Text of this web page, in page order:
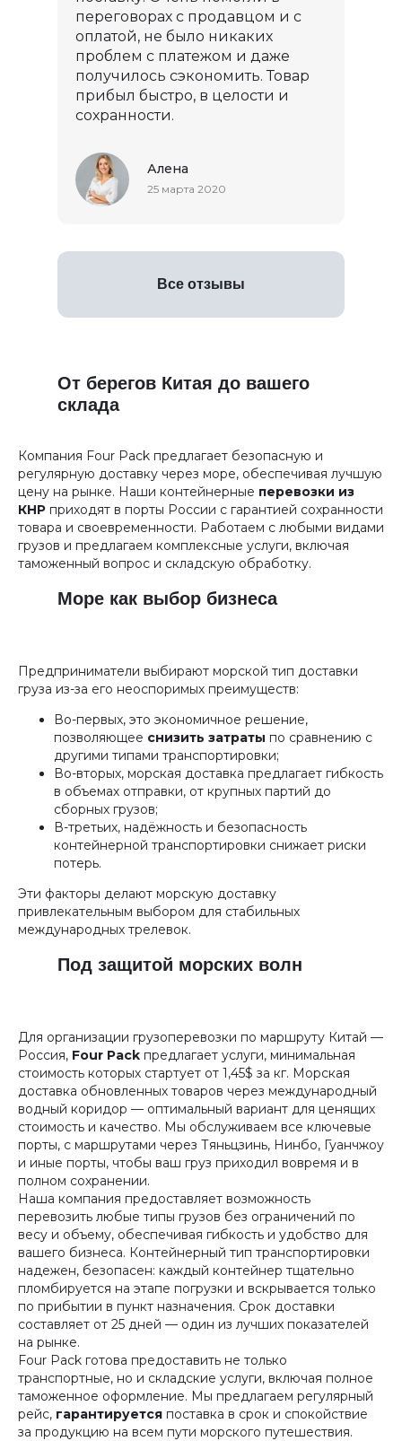
переговорах с продавцом и с
оплатой, не было никаких
проблем с платежом и даже
получилось сэкономить. Товар
прибыл быстро, в целости и
сохранности.
Алена
25 марта 2020
Все отзывы
От берегов Китая до вашего
склада
Компания Four Pack предлагает безопасную и
регулярную доставку через море, обеспечивая лучшую
цену на рынке. Наши контейнерные перевозки из
КНР приходят в порты России с гарантией сохранности
товара и своевременности. Работаем с любыми видами
грузов и предлагаем комплексные услуги, включая
таможенный вопрос и складскую обработку.
Море как выбор бизнеса
Предприниматели выбирают морской тип доставки
груза из-за его неоспоримых преимуществ:
Во-первых, это экономичное решение,
позволяющее снизить затраты по сравнению с
другими типами транспортировки;
Во-вторых, морская доставка предлагает гибкость
в объемах отправки, от крупных партий до
сборных грузов;
В-третьих, надёжность и безопасность
контейнерной транспортировки снижает риски
потерь.
Эти факторы делают морскую доставку
привлекательным выбором для стабильных
международных трелевок.
Под защитой морских волн
Для организации грузоперевозки по маршруту Китай —
Россия, Four Pack предлагает услуги, минимальная
стоимость которых стартует от 1,45$ за кг. Морская
доставка обновленных товаров через международный
водный коридор — оптимальный вариант для ценящих
стоимость и качество. Мы обслуживаем все ключевые
порты, с маршрутами через Тяньцзинь, Нинбо, Гуанчжоу
и иные порты, чтобы ваш груз приходил вовремя и в
полном сохранении.
Наша компания предоставляет возможность
перевозить любые типы грузов без ограничений по
весу и объему, обеспечивая гибкость и удобство для
вашего бизнеса. Контейнерный тип транспортировки
надежен, безопасен: каждый контейнер тщательно
пломбируется на этапе погрузки и вскрывается только
по прибытии в пункт назначения. Срок доставки
составляет от 25 дней — один из лучших показателей
на рынке.
Four Pack готова предоставить не только
транспортные, но и складские услуги, включая полное
таможенное оформление. Мы предлагаем регулярный
рейс, гарантируется поставка в срок и спокойствие
за продукцию на всем пути морского путешествия.